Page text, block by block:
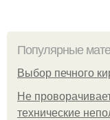
Популярные
Выбор печного
Не
технические